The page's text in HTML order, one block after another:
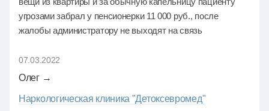
угрозами забрал у пенсионерки 11 000 руб., после
жалобы администратору не выходят на связь
07.03.2022
Олег →
Наркологическая клиника "Детоксевромед"